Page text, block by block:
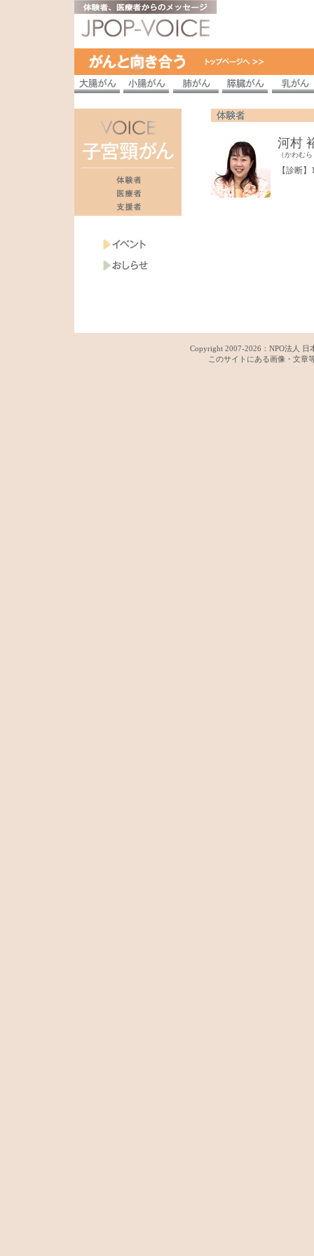
河村
（かわむ
【診断】
Copyright 2007-2026： NPO法人 日
このサイトにある画像・文章